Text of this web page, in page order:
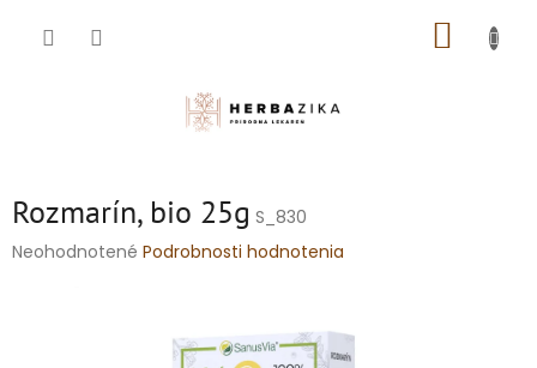
Rozmarín, bio 25g S_830
Priemerné
Neohodnotené Podrobnosti hodnotenia